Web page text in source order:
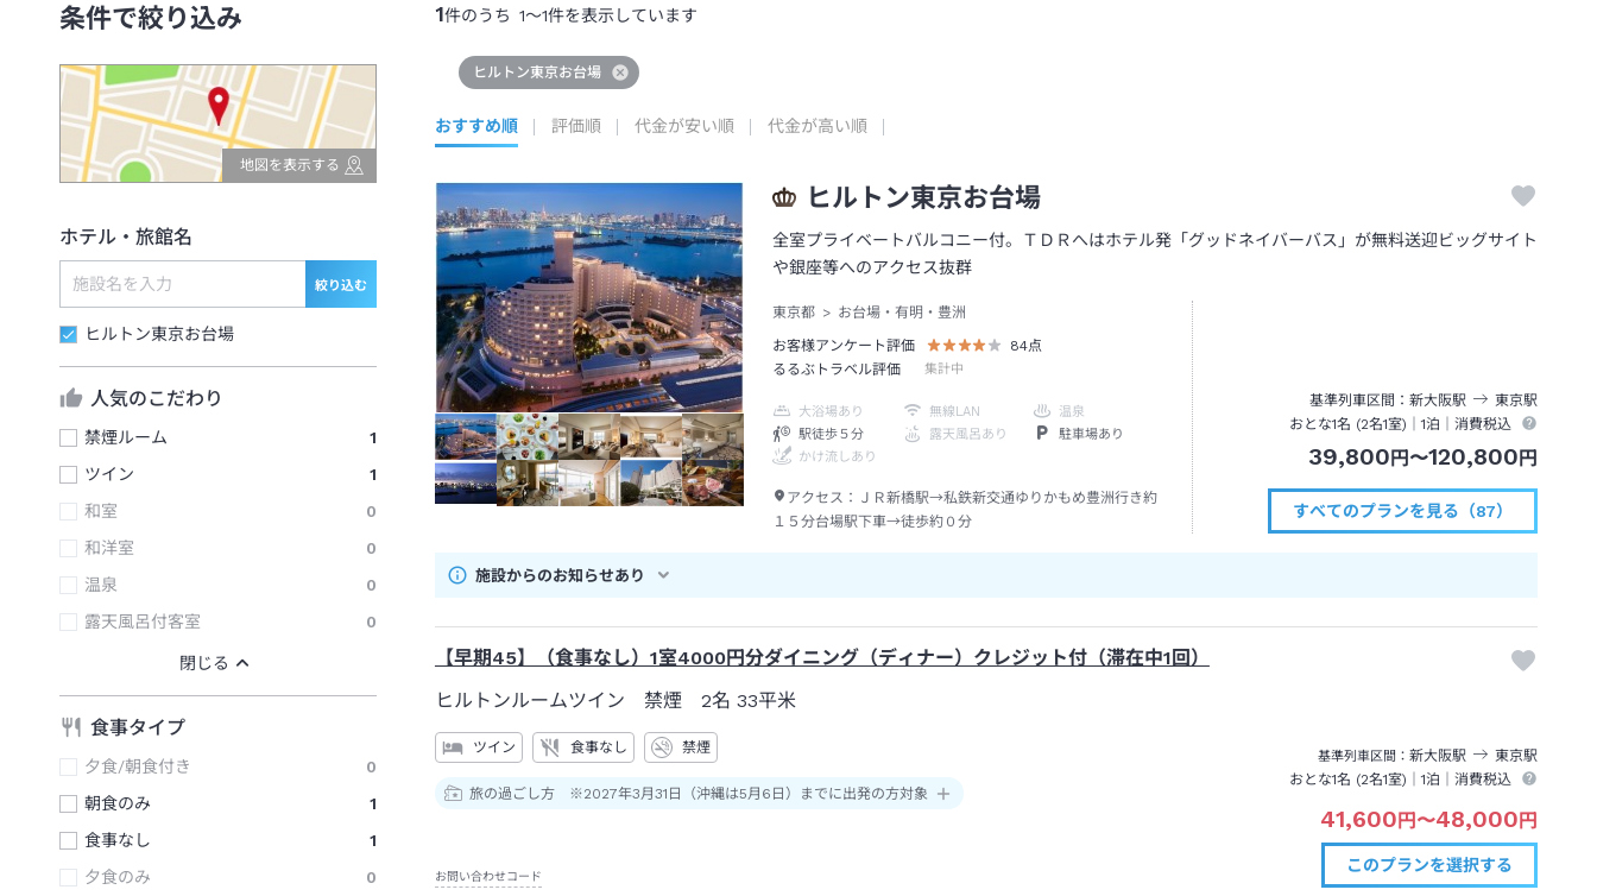
条件で絞り込み
地図を表示する
ホテル・旅館名
絞り込む
ヒルトン東京お台場
人気のこだわり
禁煙ルーム
1
ツイン
1
和室
0
和洋室
0
温泉
0
露天風呂付客室
0
食事タイプ
夕食/朝食付き
0
朝食のみ
1
食事なし
1
夕食のみ
0
1件のうち 1～1件を表示しています
ヒルトン東京お台場
おすすめ順 評価順 代金が安い順 代金が高い順
ヒルトン東京お台場
全室プライベートバルコニー付。ＴＤＲへはホテル発「グッドネイバーバス」が無料送迎ビッグサイト
や銀座等へのアクセス抜群
東京都
お台場・有明・豊洲
お客様アンケート評価
84点
るるぶトラベル評価
集計中
大浴場あり 無線LAN
温泉
駅徒歩５分
露天風呂あり
駐車場あり
かけ流しあり
アクセス： ＪＲ新橋駅→私鉄新交通ゆりかもめ豊洲行き約
１５分台場駅下車→徒歩約０分
基準列車区間 新大阪駅 東京駅
おとな1名 (2名1室)｜1泊 ｜消費税込
39,800円〜120,800円
すべてのプランを見る（87）
施設からのお知らせあり
【早期45】（食事なし）1室4000円分ダイニング（ディナー）クレジット付（滞在中1回）
ヒルトンルームツイン 禁煙 2名 33平米
ツイン 食事なし 禁煙
旅の過ごし方 ※2027年3月31日（沖縄は5月6日）までに出発の方対象
基準列車区間 新大阪駅 東京駅
おとな1名 (2名1室)｜1泊 ｜消費税込
41,600円〜48,000円
お問い合わせコード
このプランを選択する